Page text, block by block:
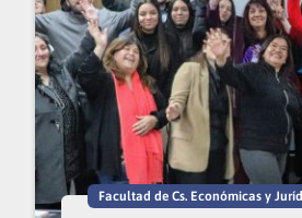
Facultad de Cs. Económicas y